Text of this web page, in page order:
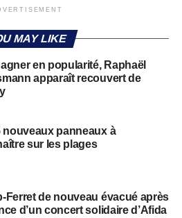
MAY LIKE
en popularité, Raphaël
apparaît recouvert de
nouveaux panneaux à
sur les plages
Ferret de nouveau évacué après
d’un concert solidaire d’Afida